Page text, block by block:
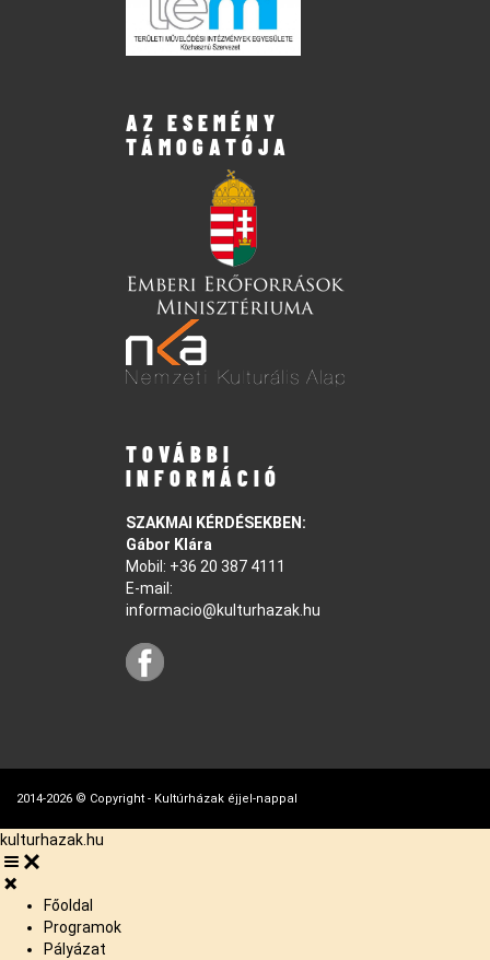
AZ ESEMÉNY
TÁMOGATÓJA
TOVÁBBI
INFORMÁCIÓ
SZAKMAI KÉRDÉSEKBEN:
Gábor Klára
Mobil: +36 20 387 4111
E-mail:
informacio@kulturhazak.hu
2014-2026 © Copyright - Kultúrházak éjjel-nappal
kulturhazak.hu
Főoldal
Programok
Pályázat